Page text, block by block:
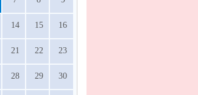
14 15 16
21 22 23
28 29 30